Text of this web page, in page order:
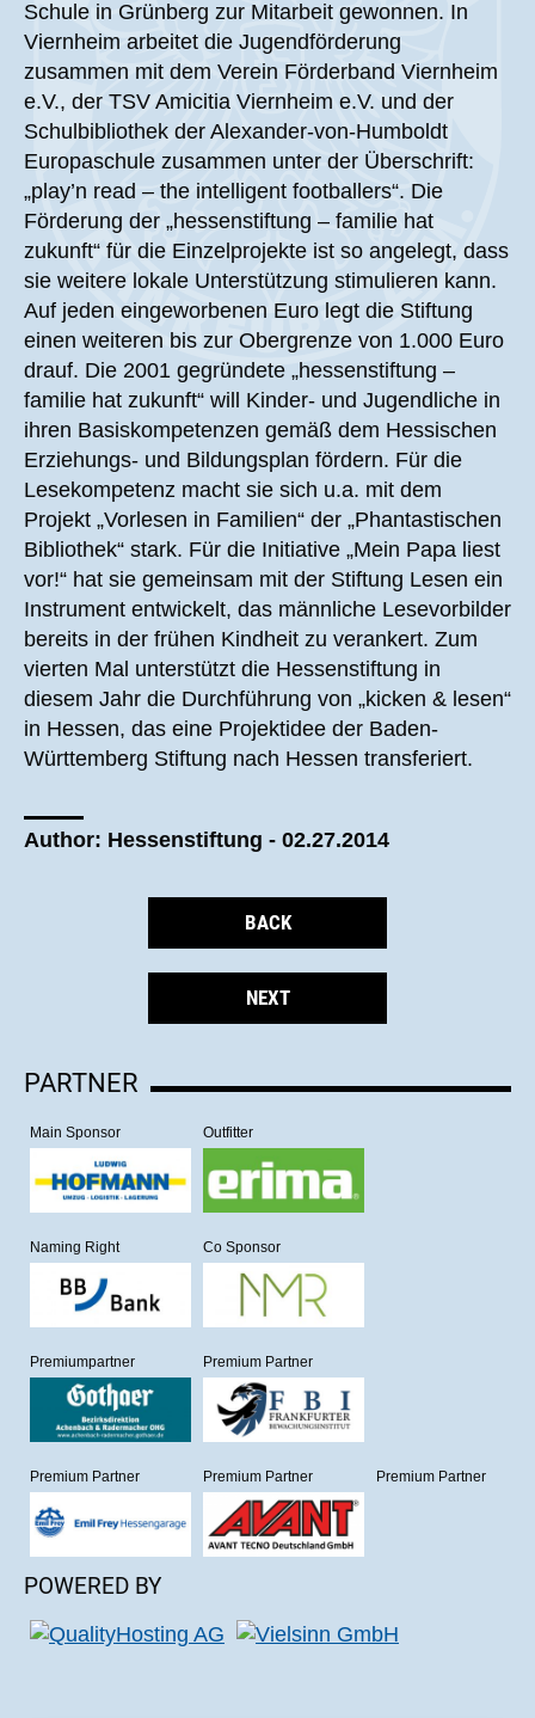
Schule in Grünberg zur Mitarbeit gewonnen. In
Viernheim arbeitet die Jugendförderung
zusammen mit dem Verein Förderband Viernheim
e.V., der TSV Amicitia Viernheim e.V. und der
Schulbibliothek der Alexander-von-Humboldt
Europaschule zusammen unter der Überschrift:
„play’n read – the intelligent footballers“. Die
Förderung der „hessenstiftung – familie hat
zukunft“ für die Einzelprojekte ist so angelegt, dass
sie weitere lokale Unterstützung stimulieren kann.
Auf jeden eingeworbenen Euro legt die Stiftung
einen weiteren bis zur Obergrenze von 1.000 Euro
drauf. Die 2001 gegründete „hessenstiftung –
familie hat zukunft“ will Kinder- und Jugendliche in
ihren Basiskompetenzen gemäß dem Hessischen
Erziehungs- und Bildungsplan fördern. Für die
Lesekompetenz macht sie sich u.a. mit dem
Projekt „Vorlesen in Familien“ der „Phantastischen
Bibliothek“ stark. Für die Initiative „Mein Papa liest
vor!“ hat sie gemeinsam mit der Stiftung Lesen ein
Instrument entwickelt, das männliche Lesevorbilder
bereits in der frühen Kindheit zu verankert. Zum
vierten Mal unterstützt die Hessenstiftung in
diesem Jahr die Durchführung von „kicken & lesen“
in Hessen, das eine Projektidee der Baden-
Württemberg Stiftung nach Hessen transferiert.
Author: Hessenstiftung - 02.27.2014
BACK
NEXT
PARTNER
Main Sponsor Outfitter
Naming Right Co Sponsor
Premiumpartner Premium Partner
Premium Partner Premium Partner Premium Partner
POWERED BY